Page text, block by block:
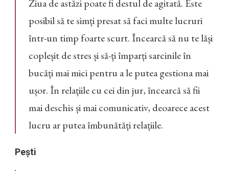
Ziua de astăzi poate fi destul de agitată. Este
posibil să te simți presat să faci multe lucruri
într-un timp foarte scurt. Încearcă să nu te lăși
copleșit de stres și să-ți împarți sarcinile în
bucăți mai mici pentru a le putea gestiona mai
ușor. În relațiile cu cei din jur, încearcă să fii
mai deschis și mai comunicativ, deoarece acest
lucru ar putea îmbunătăți relațiile.
Pești